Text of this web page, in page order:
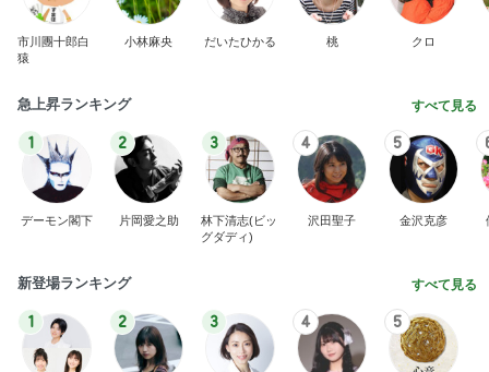
市川團十郎白
猿
小林麻央 だいたひかる 桃 クロ
急上昇ランキング すべて見る
1
デーモン閣下
2
片岡愛之助
3
林下清志(ビッ
グダディ)
4
沢田聖子
5
金沢克彦
新登場ランキング すべて見る
1 2 3 4 5